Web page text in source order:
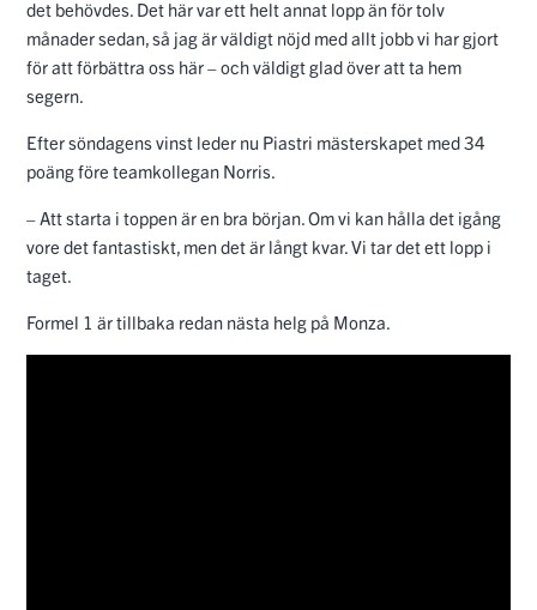
det behövdes. Det här var ett helt annat lopp än för tolv
månader sedan, så jag är väldigt nöjd med allt jobb vi har gjort
för att förbättra oss här – och väldigt glad över att ta hem
segern.
Efter söndagens vinst leder nu Piastri mästerskapet med 34
poäng före teamkollegan Norris.
– Att starta i toppen är en bra början. Om vi kan hålla det igång
vore det fantastiskt, men det är långt kvar. Vi tar det ett lopp i
taget.
Formel 1 är tillbaka redan nästa helg på Monza.